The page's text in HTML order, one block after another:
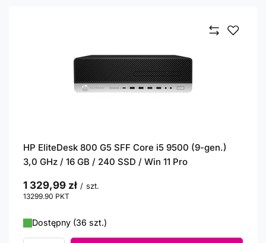
HP EliteDesk 800 G5 SFF Core i5 9500 (9-gen.)
3,0 GHz / 16 GB / 240 SSD / Win 11 Pro
1 329,99 zł / szt.
13299.90 PKT
Dostępny (36 szt.)